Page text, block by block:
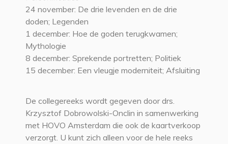
24 november: De drie levenden en de drie
doden; Legenden
1 december: Hoe de goden terugkwamen;
Mythologie
8 december: Sprekende portretten; Politiek
15 december: Een vleugje moderniteit; Afsluiting
De collegereeks wordt gegeven door drs.
Krzysztof Dobrowolski-Onclin in samenwerking
met HOVO Amsterdam die ook de kaartverkoop
verzorgt. U kunt zich alleen voor de hele reeks